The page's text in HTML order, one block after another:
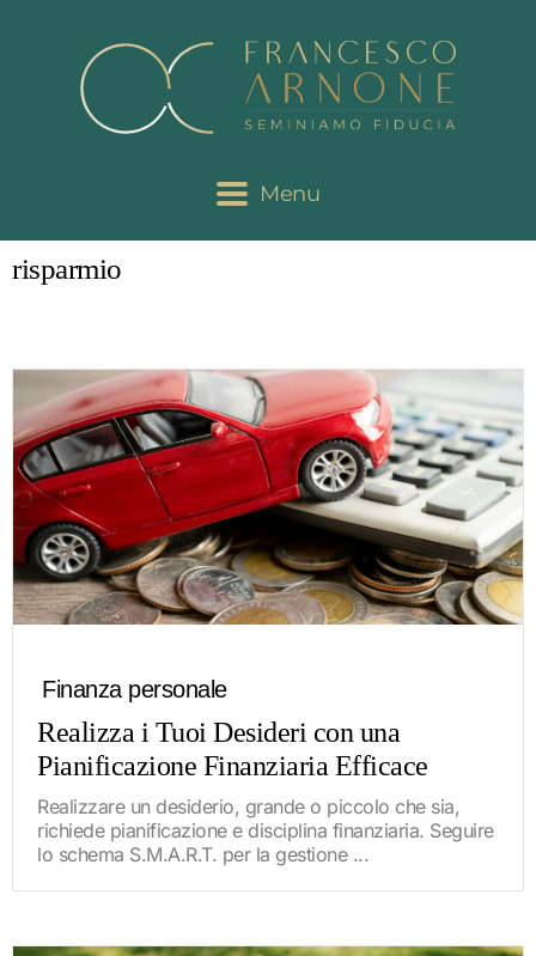
Menu
risparmio
Finanza personale
Realizza i Tuoi Desideri con una
Pianificazione Finanziaria Efficace
Realizzare un desiderio, grande o piccolo che sia,
richiede pianificazione e disciplina finanziaria. Seguire
lo schema S.M.A.R.T. per la gestione ...